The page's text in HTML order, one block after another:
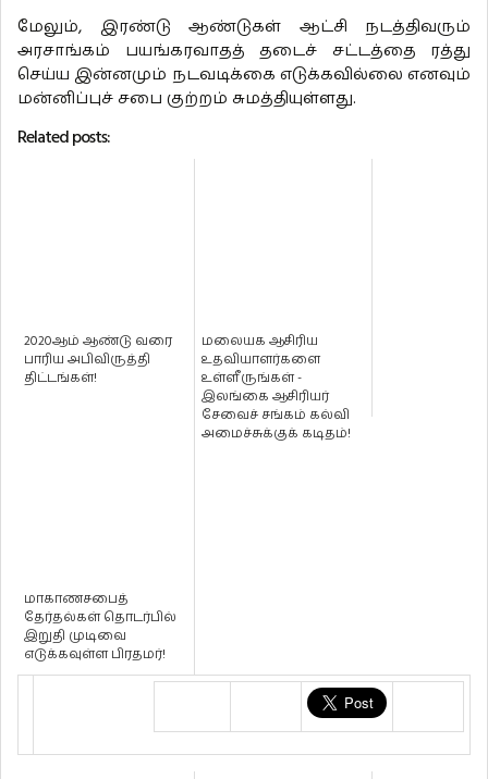
மேலும், இரண்டு ஆண்டுகள் ஆட்சி நடத்திவரும்
அரசாங்கம் பயங்கரவாதத் தடைச் சட்டத்தை ரத்து
செய்ய இன்னமும் நடவடிக்கை எடுக்கவில்லை எனவும்
மன்னிப்புச் சபை குற்றம் சுமத்தியுள்ளது.
Related posts:
2020ஆம் ஆண்டு வரை
பாரிய அபிவிருத்தி
திட்டங்கள்!
மலையக ஆசிரிய
உதவியாளர்களை
உள்ளீருங்கள் -
இலங்கை ஆசிரியர்
சேவைச் சங்கம் கல்வி
அமைச்சுக்குக் கடிதம்!
மாகாணசபைத்
தேர்தல்கள் தொடர்பில்
இறுதி முடிவை
எடுக்கவுள்ள பிரதமர்!